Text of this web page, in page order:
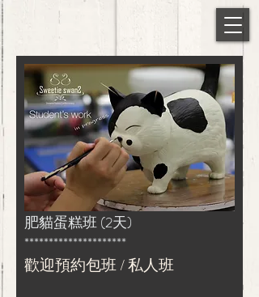
肥貓蛋糕班 (2天)
*********************
歡迎預約包班 / 私人班